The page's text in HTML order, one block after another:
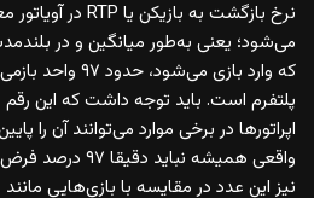
پلتفرم است. باید توجه داشت که این
اپراتورها در برخی موارد می‌توانند آن را
واقعی همیشه
نیز این عدد در مقایسه با بازی‌هایی